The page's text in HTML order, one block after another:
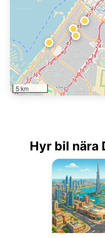
5 km
Hyr bil nära